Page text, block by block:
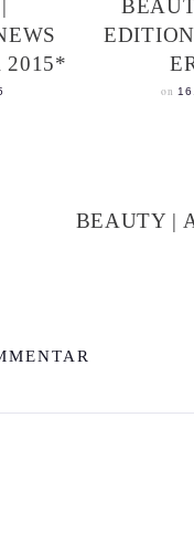
2015*
on
BEAUTY |